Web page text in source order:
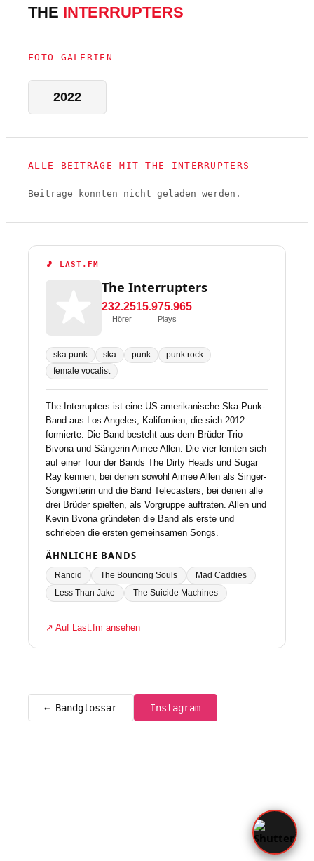
THE INTERRUPTERS
FOTO-GALERIEN
2022
ALLE BEITRÄGE MIT THE INTERRUPTERS
Beiträge konnten nicht geladen werden.
🎵 LAST.FM
The Interrupters
232.251
Hörer
5.975.965
Plays
ska punk ska punk
punk rock
female vocalist
The Interrupters ist eine US-amerikanische Ska-Punk-
Band aus Los Angeles, Kalifornien, die sich 2012
formierte. Die Band besteht aus dem Brüder-Trio
Bivona und Sängerin Aimee Allen. Die vier lernten sich
auf einer Tour der Bands The Dirty Heads und Sugar
Ray kennen, bei denen sowohl Aimee Allen als Singer-
Songwriterin und die Band Telecasters, bei denen alle
drei Brüder spielten, als Vorgruppe auftraten. Allen und
Kevin Bvona gründeten die Band als erste und
schrieben die ersten gemeinsamen Songs.
ÄHNLICHE BANDS
Rancid The Bouncing Souls
Mad Caddies
Less Than Jake
The Suicide Machines
↗ Auf Last.fm ansehen
← Bandglossar Instagram